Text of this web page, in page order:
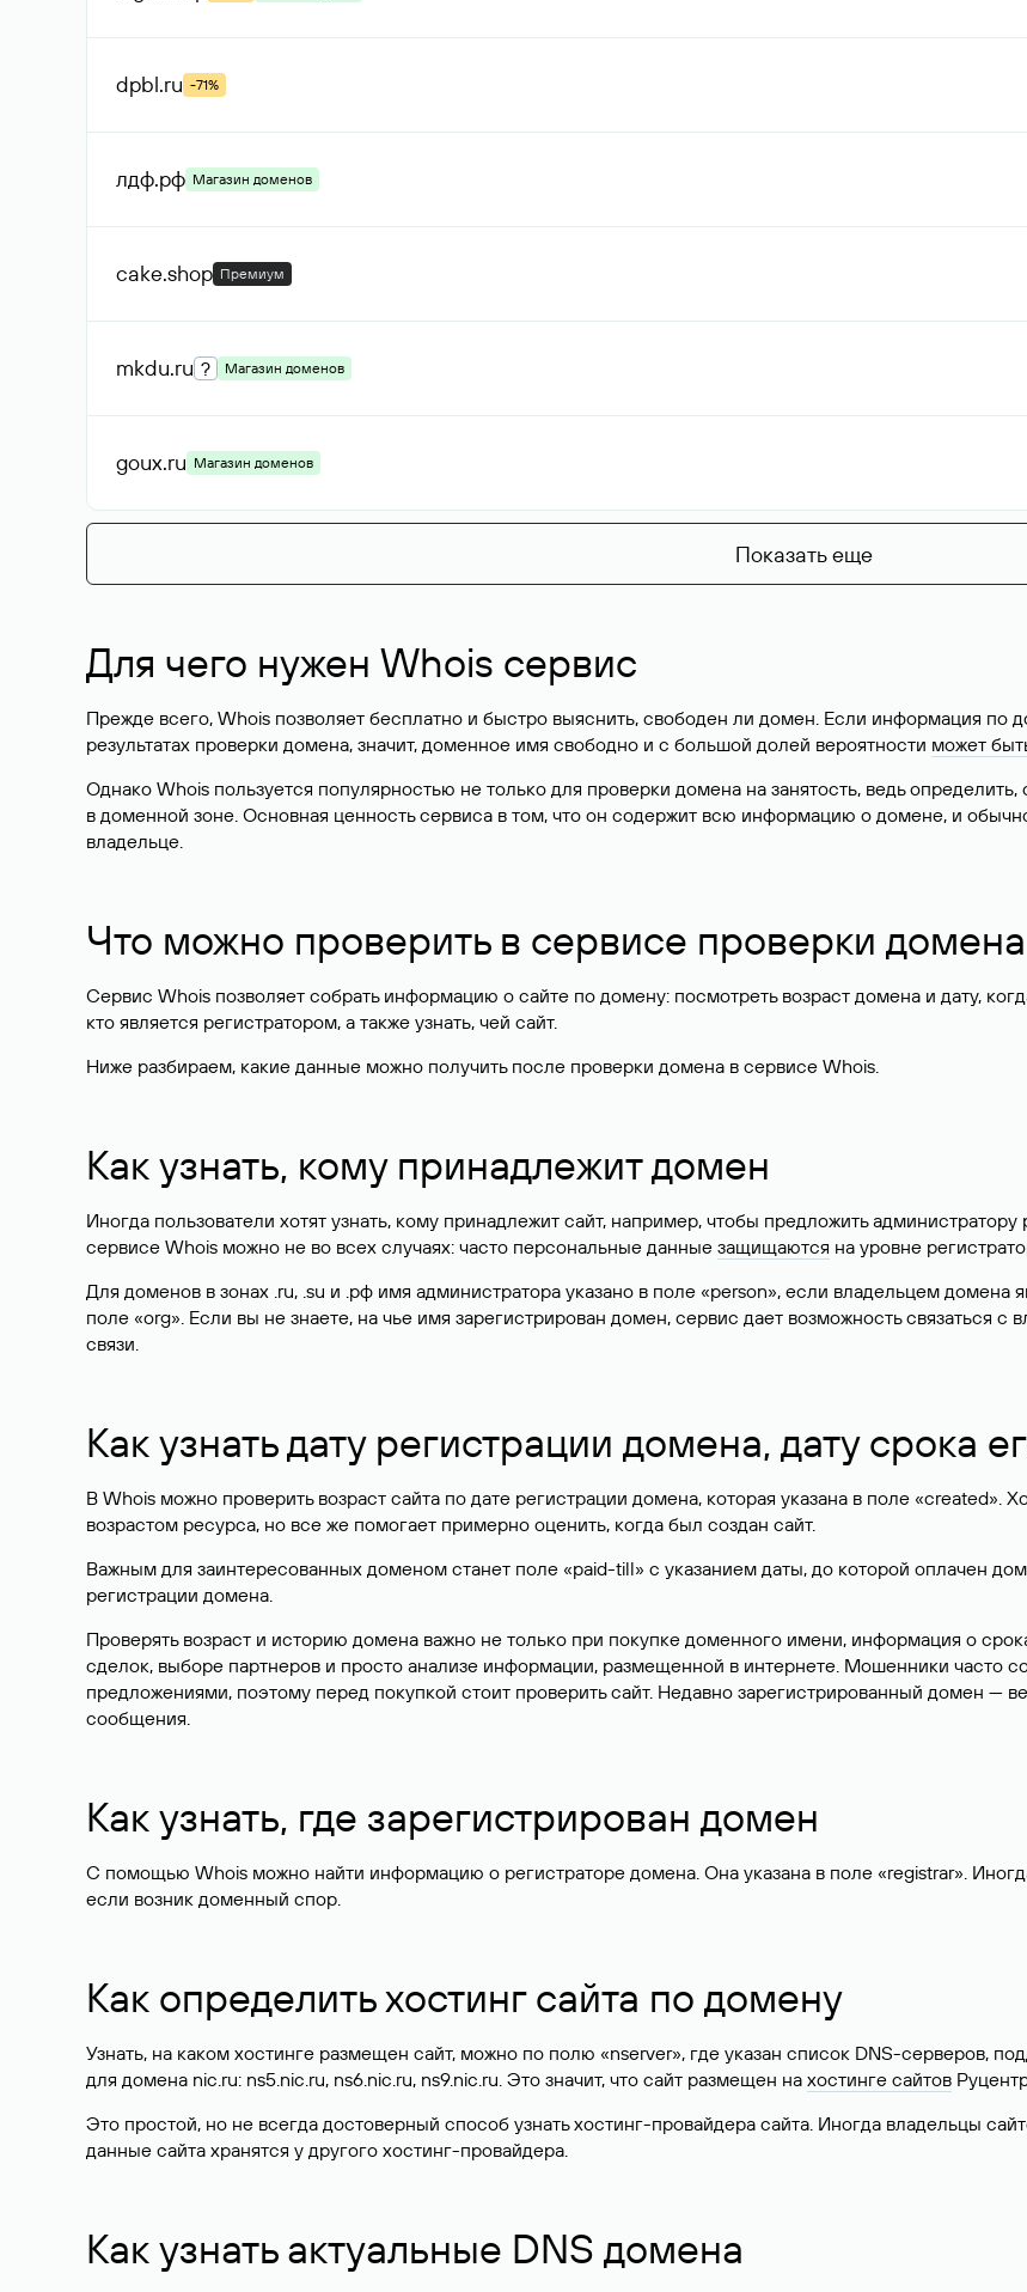
dpbl.ru -71%
лдф.рф Магазин доменов
cake.shop Премиум
mkdu.ru ? Магазин доменов
goux.ru Магазин доменов
Показать еще
Для чего нужен Whois сервис
Прежде всего, Whois позволяет бесплатно и быстро выяснить, свободен ли домен. Если информация по
результатах проверки домена, значит, доменное имя свободно и с большой долей вероятности может
Однако Whois пользуется популярностью не только для проверки домена на занятость, ведь
в доменной зоне. Основная ценность сервиса в том, что он содержит всю информацию о домене, и
владельце.
Что можно проверить в сервисе проверки
Сервис Whois позволяет собрать информацию о сайте по домену: посмотреть возраст домена и дату,
кто является регистратором, а также узнать, чей сайт.
Ниже разбираем, какие данные можно получить после проверки домена в сервисе Whois.
Как узнать, кому принадлежит домен
Иногда пользователи хотят узнать, кому принадлежит сайт, например, чтобы предложить
сервисе Whois можно не во всех случаях: часто персональные данные защищаются на уровне
Для доменов в зонах .ru, .su и .рф имя администратора указано в поле «person», если владельцем домена
поле «org». Если вы не знаете, на чье имя зарегистрирован домен, сервис дает возможность связаться
связи.
Как узнать дату регистрации домена, дату срока
В Whois можно проверить возраст сайта по дате регистрации домена, которая указана в поле «created».
возрастом ресурса, но все же помогает примерно оценить, когда был создан сайт.
Важным для заинтересованных доменом станет поле «paid-till» с указанием даты, до которой оплачен
регистрации домена.
Проверять возраст и историю домена важно не только при покупке доменного имени, информация о
сделок, выборе партнеров и просто анализе информации, размещенной в интернете. Мошенники часто
предложениями, поэтому перед покупкой стоит проверить сайт. Недавно зарегистрированный домен —
сообщения.
Как узнать, где зарегистрирован домен
С помощью Whois можно найти информацию о регистраторе домена. Она указана в поле «registrar».
если возник доменный спор.
Как определить хостинг сайта по домену
Узнать, на каком хостинге размещен сайт, можно по полю «nserver», где указан список DNS-серверов,
для домена nic.ru: ns5.nic.ru, ns6.nic.ru, ns9.nic.ru. Это значит, что сайт размещен на хостинге сайтов
Это простой, но не всегда достоверный способ узнать хостинг-провайдера сайта. Иногда владельцы
данные сайта хранятся у другого хостинг-провайдера.
Как узнать актуальные DNS домена